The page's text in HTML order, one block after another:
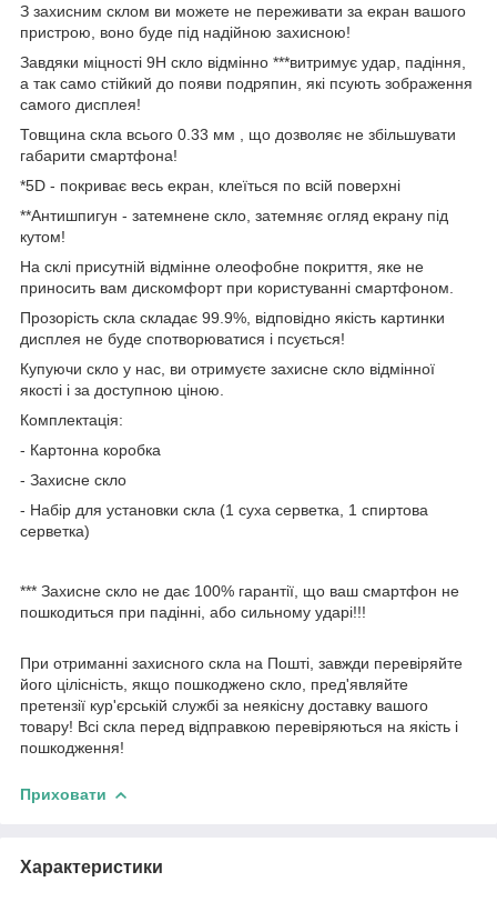
З захисним склом ви можете не переживати за екран вашого
пристрою, воно буде під надійною захисною!
Завдяки міцності 9Н скло відмінно ***витримує удар, падіння,
а так само стійкий до появи подряпин, які псують зображення
самого дисплея!
Товщина скла всього 0.33 мм , що дозволяє не збільшувати
габарити смартфона!
*5D - покриває весь екран, клеїться по всій поверхні
**Антишпигун - затемнене скло, затемняє огляд екрану під
кутом!
На склі присутній відмінне олеофобне покриття, яке не
приносить вам дискомфорт при користуванні смартфоном.
Прозорість скла складає 99.9%, відповідно якість картинки
дисплея не буде спотворюватися і псується!
Купуючи скло у нас, ви отримуєте захисне скло відмінної
якості і за доступною ціною.
Комплектація:
- Картонна коробка
- Захисне скло
- Набір для установки скла (1 суха серветка, 1 спиртова
серветка)
*** Захисне скло не дає 100% гарантії, що ваш смартфон не
пошкодиться при падінні, або сильному ударі!!!
При отриманні захисного скла на Пошті, завжди перевіряйте
його цілісність, якщо пошкоджено скло, пред'являйте
претензії кур'єрській службі за неякісну доставку вашого
товару! Всі скла перед відправкою перевіряються на якість і
пошкодження!
Приховати
Характеристики